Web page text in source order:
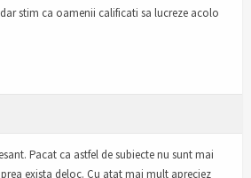
stim ca oamenii calificati sa lucreze acolo
Pacat ca astfel de subiecte nu sunt mai
exista deloc. Cu atat mai mult apreciez